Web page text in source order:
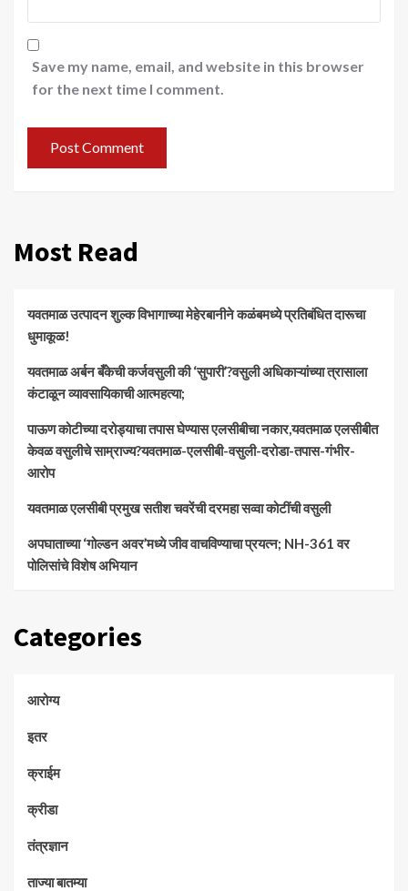
Save my name, email, and website in this browser
for the next time I comment.
Most Read
यवतमाळ उत्पादन शुल्क विभागाच्या मेहेरबानीने कळंबमध्ये प्रतिबंधित दारूचा
धुमाकूळ!
​यवतमाळ अर्बन बँकेची कर्जवसुली की ‘सुपारी’?वसुली अधिकाऱ्यांच्या त्रासाला
कंटाळून व्यावसायिकाची आत्महत्या;
पाऊण कोटीच्या दरोड्याचा तपास घेण्यास एलसीबीचा नकार,यवतमाळ एलसीबीत
केवळ वसुलीचे साम्राज्य?यवतमाळ-एलसीबी-वसुली-दरोडा-तपास-गंभीर-
आरोप
यवतमाळ एलसीबी प्रमुख सतीश चवरेंची दरमहा सव्वा कोटींची वसुली
अपघाताच्या ‘गोल्डन अवर’मध्ये जीव वाचविण्याचा प्रयत्न; NH-361 वर
पोलिसांचे विशेष अभियान
Categories
आरोग्य
इतर
क्राईम
क्रीडा
तंत्रज्ञान
ताज्या बातम्या